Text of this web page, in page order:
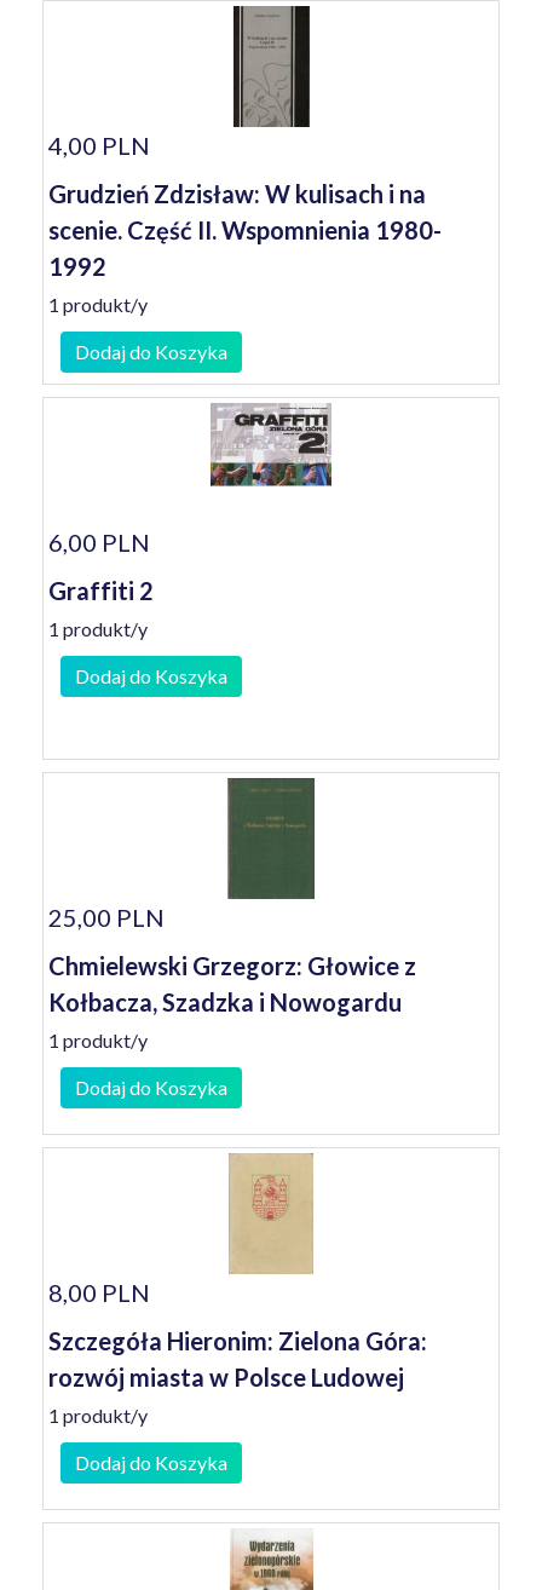
4,00 PLN
Grudzień Zdzisław: W kulisach i na
scenie. Część II. Wspomnienia 1980-
1992
1 produkt/y
Dodaj do Koszyka
6,00 PLN
Graffiti 2
1 produkt/y
Dodaj do Koszyka
25,00 PLN
Chmielewski Grzegorz: Głowice z
Kołbacza, Szadzka i Nowogardu
1 produkt/y
Dodaj do Koszyka
8,00 PLN
Szczegóła Hieronim: Zielona Góra:
rozwój miasta w Polsce Ludowej
1 produkt/y
Dodaj do Koszyka